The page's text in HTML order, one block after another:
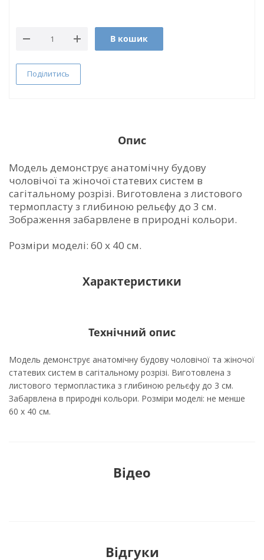
В кошик
Поділитись
Опис
Модель демонструє анатомічну будову
чоловічої та жіночої статевих систем в
сагітальному розрізі. Виготовлена з листового
термопласту з глибиною рельєфу до 3 см.
Зображення забарвлене в природні кольори.
Розміри моделі: 60 х 40 см.
Характеристики
Технічний опис
Модель демонструє анатомічну будову чоловічої та жіночої
статевих систем в сагітальному розрізі. Виготовлена з
листового термопластика з глибиною рельєфу до 3 см.
Забарвлена в природні кольори. Розміри моделі: не менше
60 х 40 см.
Відео
Відгуки